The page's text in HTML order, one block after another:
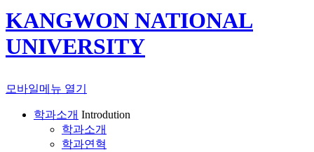
KANGWON NATIONAL
UNIVERSITY
모바일메뉴 열기
학과소개 Introdution
학과소개
학과연혁